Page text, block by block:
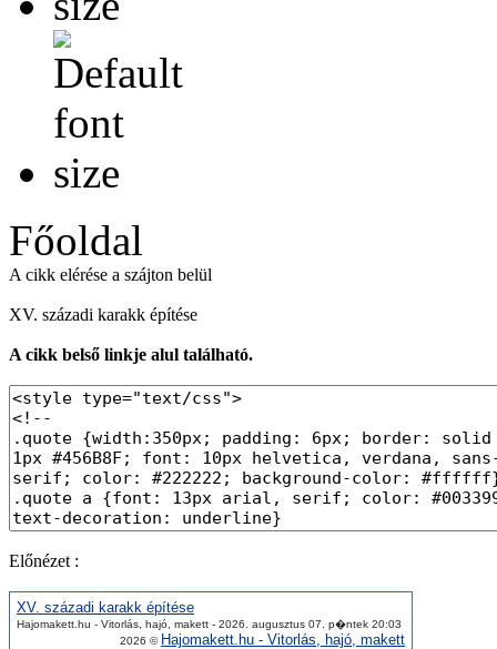
Főoldal
A cikk elérése a szájton belül
XV. századi karakk építése
A cikk belső linkje alul található.
Előnézet :
XV. századi karakk építése
Hajomakett.hu - Vitorlás, hajó, makett - 2026. augusztus 07. p�ntek 20:03
2026 © Hajomakett.hu - Vitorlás, hajó, makett